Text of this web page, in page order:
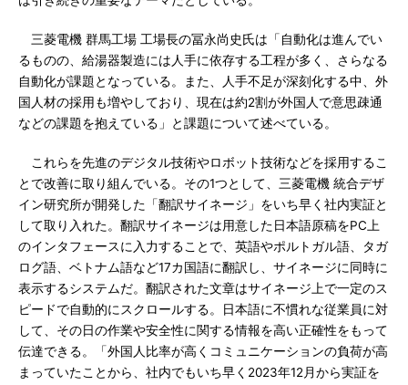
三菱電機 群馬工場 工場長の冨永尚史氏は「自動化は進んでい
るものの、給湯器製造には人手に依存する工程が多く、さらなる
自動化が課題となっている。また、人手不足が深刻化する中、外
国人材の採用も増やしており、現在は約2割が外国人で意思疎通
などの課題を抱えている」と課題について述べている。
これらを先進のデジタル技術やロボット技術などを採用するこ
とで改善に取り組んでいる。その1つとして、三菱電機 統合デザ
イン研究所が開発した「翻訳サイネージ」をいち早く社内実証と
して取り入れた。翻訳サイネージは用意した日本語原稿をPC上
のインタフェースに入力することで、英語やポルトガル語、タガ
ログ語、ベトナム語など17カ国語に翻訳し、サイネージに同時に
表示するシステムだ。翻訳された文章はサイネージ上で一定のス
ピードで自動的にスクロールする。日本語に不慣れな従業員に対
して、その日の作業や安全性に関する情報を高い正確性をもって
伝達できる。「外国人比率が高くコミュニケーションの負荷が高
まっていたことから、社内でもいち早く2023年12月から実証を